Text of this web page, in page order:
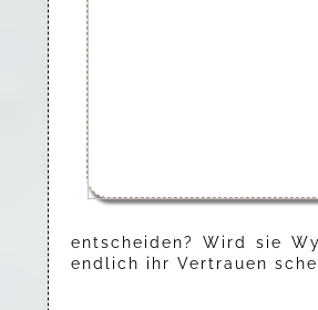
entscheiden? Wird sie
endlich ihr Vertrauen